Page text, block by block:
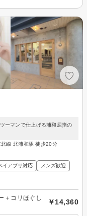
ーマンで仕上げる浦和屈指の
線 北浦和駅 徒歩20分
イアプリ対応 メンズ歓迎
＋コリほぐし
￥14,360